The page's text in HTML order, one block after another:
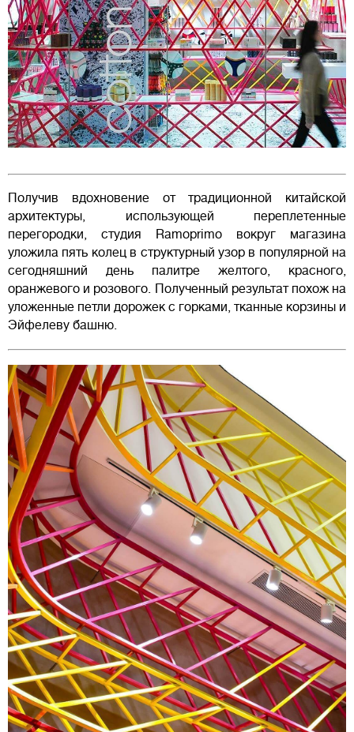
Получив вдохновение от традиционной китайской
архитектуры, использующей переплетенные
перегородки, студия Ramoprimo вокруг магазина
уложила пять колец в структурный узор в популярной на
сегодняшний день палитре желтого, красного,
оранжевого и розового. Полученный результат похож на
уложенные петли дорожек с горками, тканные корзины и
Эйфелеву башню.